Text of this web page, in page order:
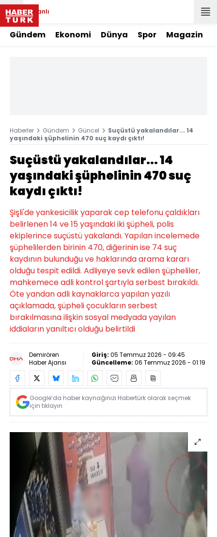
Canlı
Gündem Ekonomi Dünya Spor Magazin
Haberler Gündem Güncel
Suçüstü yakalandılar... 14
yaşındaki şüphelinin 470 suç kaydı çıktı!
Suçüstü yakalandılar... 14
yaşındaki şüphelinin 470 suç
kaydı çıktı!
Şişli'de yankesicilik yaparak cep telefonu çaldıkları
belirlenen 14 ve 15 yaşındaki iki şüpheli, polis
ekiplerince suçüstü yakalandı. Yapılan incelemede
şüphelilerden birinin 470, diğerinin ise 74 suç
kaydının bulunduğu ve haklarında arama kararı
olduğu tespit edildi. Adliyeye sevk edilen şüpheliler,
mahkemece adli kontrol şartıyla serbest bırakıldı.
Öte yandan adli kaynaklarca yapılan yazılı
açıklamada, şüpheli çocukların serbest
bırakılmasına ilişkin sosyal medyada yayılan
iddiaların yanıltıcı olduğu belirtildi
Demirören
Haber Ajansı
Giriş: 05 Temmuz 2026 - 09:45
Güncelleme: 06 Temmuz 2026 - 01:19
Google’da haber kaynağınızı Habertürk olarak seçmek
için tıklayın